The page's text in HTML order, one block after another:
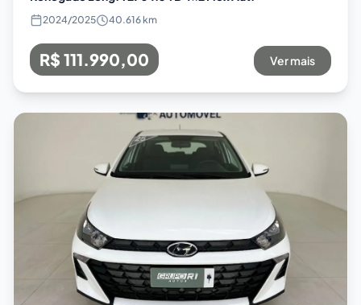
2024/2025 40.616 km
R$ 111.990,00 Ver mais